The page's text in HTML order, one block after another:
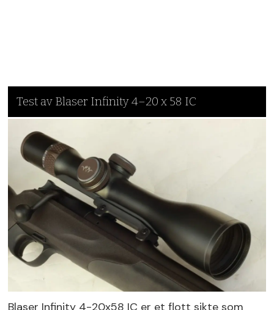
Test av Blaser Infinity 4–20 x 58 IC
Blaser Infinity 4-20x58 IC er et flott sikte som